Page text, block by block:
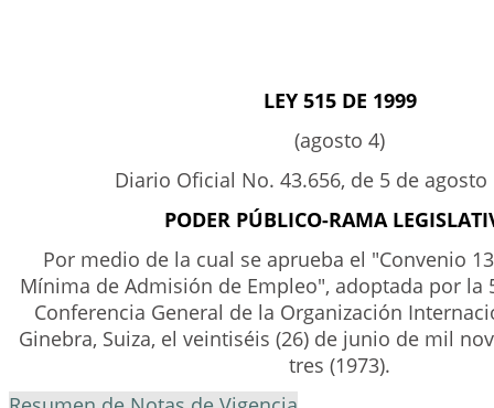
LEY 515 DE 1999
(agosto 4)
Diario Oficial No. 43.656, de 5 de agosto
PODER PÚBLICO-RAMA
Por medio de la cual se aprueba el "Convenio
Mínima de Admisión de Empleo", adoptada por la
Conferencia General de la Organización
Ginebra, Suiza, el veintiséis (26) de junio de mil
tres (1973).